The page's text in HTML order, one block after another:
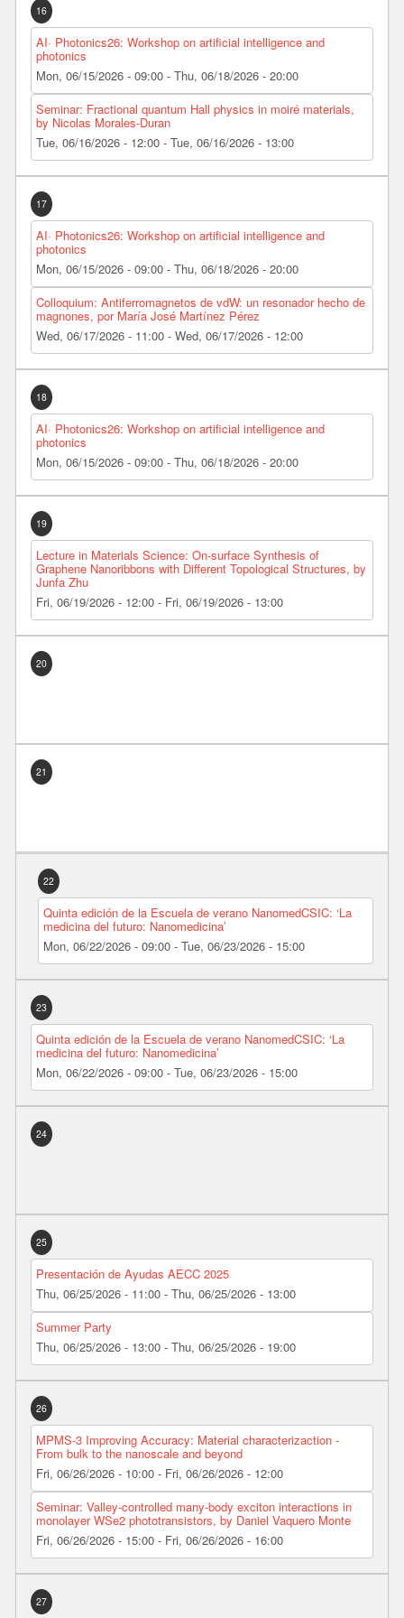
16
AI· Photonics26: Workshop on artificial intelligence and
photonics
Mon, 06/15/2026 - 09:00 - Thu, 06/18/2026 - 20:00
Seminar: Fractional quantum Hall physics in moiré materials,
by Nicolas Morales-Duran
Tue, 06/16/2026 - 12:00 - Tue, 06/16/2026 - 13:00
17
AI· Photonics26: Workshop on artificial intelligence and
photonics
Mon, 06/15/2026 - 09:00 - Thu, 06/18/2026 - 20:00
Colloquium: Antiferromagnetos de vdW: un resonador hecho de
magnones, por María José Martínez Pérez
Wed, 06/17/2026 - 11:00 - Wed, 06/17/2026 - 12:00
18
AI· Photonics26: Workshop on artificial intelligence and
photonics
Mon, 06/15/2026 - 09:00 - Thu, 06/18/2026 - 20:00
19
Lecture in Materials Science: On-surface Synthesis of
Graphene Nanoribbons with Different Topological Structures, by
Junfa Zhu
Fri, 06/19/2026 - 12:00 - Fri, 06/19/2026 - 13:00
20
21
22
Quinta edición de la Escuela de verano NanomedCSIC: ‘La
medicina del futuro: Nanomedicina’
Mon, 06/22/2026 - 09:00 - Tue, 06/23/2026 - 15:00
23
Quinta edición de la Escuela de verano NanomedCSIC: ‘La
medicina del futuro: Nanomedicina’
Mon, 06/22/2026 - 09:00 - Tue, 06/23/2026 - 15:00
24
25
Presentación de Ayudas AECC 2025
Thu, 06/25/2026 - 11:00 - Thu, 06/25/2026 - 13:00
Summer Party
Thu, 06/25/2026 - 13:00 - Thu, 06/25/2026 - 19:00
26
MPMS-3 Improving Accuracy: Material characterizaction -
From bulk to the nanoscale and beyond
Fri, 06/26/2026 - 10:00 - Fri, 06/26/2026 - 12:00
Seminar: Valley-controlled many-body exciton interactions in
monolayer WSe2 phototransistors, by Daniel Vaquero Monte
Fri, 06/26/2026 - 15:00 - Fri, 06/26/2026 - 16:00
27